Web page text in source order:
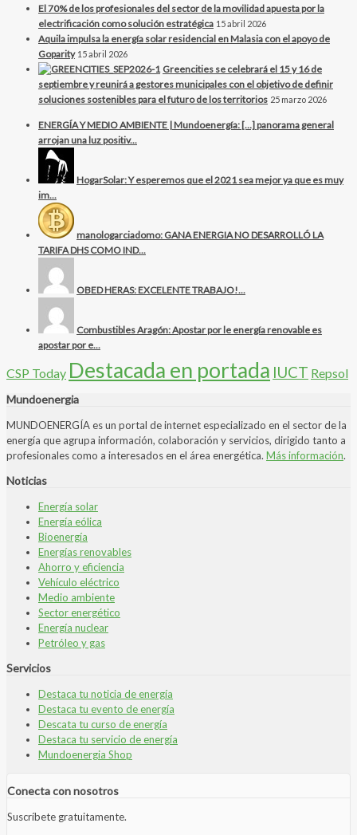
El 70% de los profesionales del sector de la movilidad apuesta por la
electrificación como solución estratégica 15 abril 2026
Aquila impulsa la energía solar residencial en Malasia con el apoyo de
Goparity 15 abril 2026
Greencities se celebrará el 15 y 16 de
septiembre y reunirá a gestores municipales con el objetivo de definir
soluciones sostenibles para el futuro de los territorios 25 marzo 2026
ENERGÍA Y MEDIO AMBIENTE | Mundoenergía: […] panorama general
arrojan una luz positiv...
HogarSolar: Y esperemos que el 2021 sea mejor ya que es muy
im...
manologarciadomo: GANA ENERGIA NO DESARROLLÓ LA
TARIFA DHS COMO IND...
OBED HERAS: EXCELENTE TRABAJO!...
Combustibles Aragón: Apostar por le energía renovable es
apostar por e...
CSP Today Destacada en portada IUCT Repsol
Mundoenergia
MUNDOENERGÍA es un portal de internet especializado en el sector de la
energía que agrupa información, colaboración y servicios, dirigido tanto a
profesionales como a interesados en el área energética. Más información.
Noticias
Energía solar
Energía eólica
Bioenergía
Energías renovables
Ahorro y eficiencia
Vehículo eléctrico
Medio ambiente
Sector energético
Energía nuclear
Petróleo y gas
Servicios
Destaca tu noticia de energía
Destaca tu evento de energía
Descata tu curso de energía
Destaca tu servicio de energía
Mundoenergia Shop
Conecta con nosotros
Suscríbete gratuitamente.